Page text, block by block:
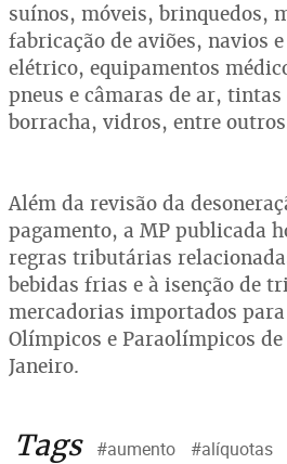
suínos, móveis, brinquedos,
fabricação de aviões, navios
elétrico, equipamentos
pneus e câmaras de ar, tintas
borracha, vidros, entre
Além da revisão da
pagamento, a MP publicada
regras tributárias
bebidas frias e à isenção de
mercadorias importados para
Olímpicos e Paraolímpicos de
Janeiro.
Tags #aumento #alíquotas